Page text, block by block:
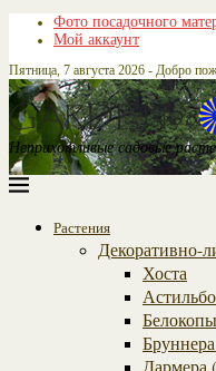
Фото посадочного
Мой аккаунт
Пятница, 7 августа 2026 - Добро
Неприхотливые садовые
Растения
Декоративно-
Хоста
Дармера